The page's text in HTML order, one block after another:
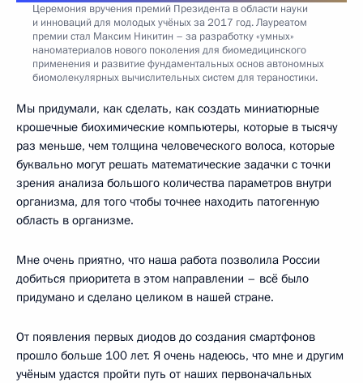
Церемония вручения премий Президента в области науки
и инноваций для молодых учёных за 2017 год. Лауреатом
премии стал Максим Никитин – за разработку «умных»
наноматериалов нового поколения для биомедицинского
применения и развитие фундаментальных основ автономных
биомолекулярных вычислительных систем для тераностики.
Мы придумали, как сделать, как создать миниатюрные
крошечные биохимические компьютеры, которые в тысячу
раз меньше, чем толщина человеческого волоса, которые
буквально могут решать математические задачки с точки
зрения анализа большого количества параметров внутри
организма, для того чтобы точнее находить патогенную
область в организме.
Мне очень приятно, что наша работа позволила России
добиться приоритета в этом направлении – всё было
придумано и сделано целиком в нашей стране.
От появления первых диодов до создания смартфонов
прошло больше 100 лет. Я очень надеюсь, что мне и другим
учёным удастся пройти путь от наших первоначальных